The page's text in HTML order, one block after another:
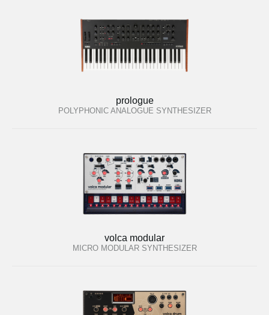
prologue
POLYPHONIC ANALOGUE SYNTHESIZER
volca modular
MICRO MODULAR SYNTHESIZER